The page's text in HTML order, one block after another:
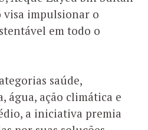
visa impulsionar o
em todo o
saúde,
água, ação climática e
a iniciativa premia